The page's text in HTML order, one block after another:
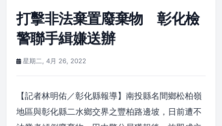
打擊非法棄置廢棄物 彰化檢
警聯手緝嫌送辦
星期二, 4月 26, 2022
【記者林明佑／彰化縣報導】南投縣名間鄉松柏嶺
地區與彰化縣二水鄉交界之豐柏路邊坡，日前遭不